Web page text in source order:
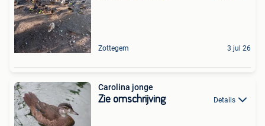
Zottegem 3 jul 26
Carolina jonge
Zie omschrijving Details